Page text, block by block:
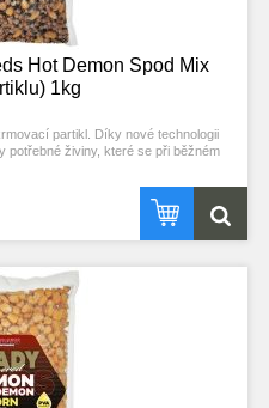
Hot Demon Spod Mix
1kg
partikl. Díky nové technologii
živiny, které se při běžném
jejich maximální atraktivity.
(SPOD) Příchuť: HOT DEMON